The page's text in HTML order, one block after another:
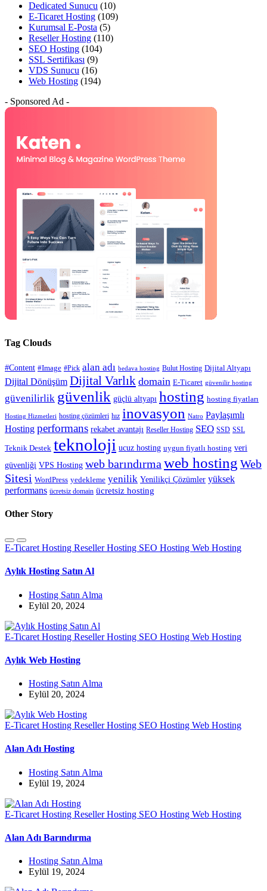
Dedicated Sunucu (10)
E-Ticaret Hosting (109)
Kurumsal E-Posta (5)
Reseller Hosting (110)
SEO Hosting (104)
SSL Sertifikası (9)
VDS Sunucu (16)
Web Hosting (194)
- Sponsored Ad -
Tag Clouds
#Content #Image #Pick alan adı bedava hosting Bulut Hosting Dijital Altyapı
Dijital Dönüşüm Dijital Varlık domain E-Ticaret güvenilir hosting
güvenilirlik güvenlik güçlü altyapı hosting hosting fiyatları
Hosting Hizmetleri hosting çözümleri hız inovasyon Natro Paylaşımlı
Hosting performans rekabet avantajı Reseller Hosting SEO SSD SSL
Teknik Destek teknoloji ucuz hosting uygun fiyatlı hosting veri
güvenliği VPS Hosting web barındırma web hosting Web
Sitesi WordPress yedekleme yenilik Yenilikçi Çözümler yüksek
performans ücretsiz domain ücretsiz hosting
Other Story
E-Ticaret Hosting Reseller Hosting SEO Hosting Web Hosting
Aylık Hosting Satın Al
Hosting Satın Alma
Eylül 20, 2024
E-Ticaret Hosting Reseller Hosting SEO Hosting Web Hosting
Aylık Web Hosting
Hosting Satın Alma
Eylül 20, 2024
E-Ticaret Hosting Reseller Hosting SEO Hosting Web Hosting
Alan Adı Hosting
Hosting Satın Alma
Eylül 19, 2024
E-Ticaret Hosting Reseller Hosting SEO Hosting Web Hosting
Alan Adı Barındırma
Hosting Satın Alma
Eylül 19, 2024